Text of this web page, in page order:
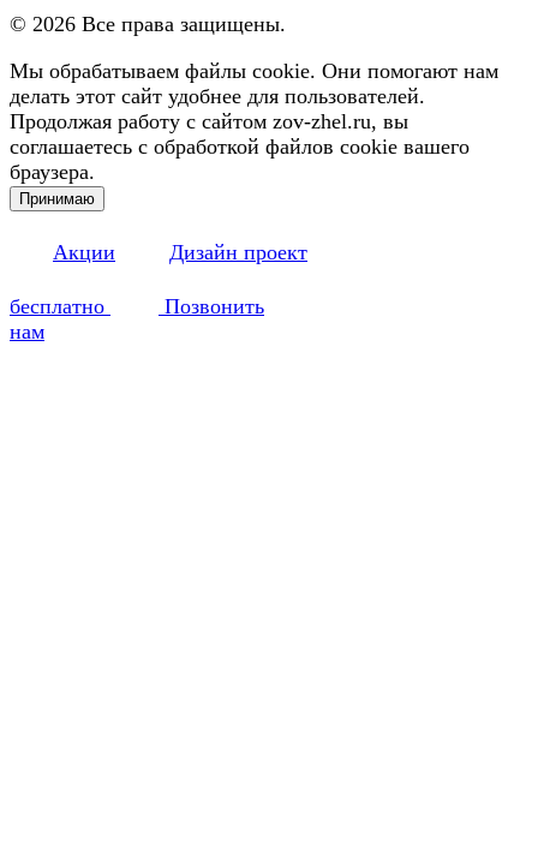
© 2026 Все права защищены.
Мы обрабатываем файлы cookie. Они помогают нам
делать этот сайт удобнее для пользователей.
Продолжая работу с сайтом zov-zhel.ru, вы
соглашаетесь с обработкой файлов cookie вашего
браузера.
Принимаю
Акции Дизайн проект
бесплатно
Позвонить
нам